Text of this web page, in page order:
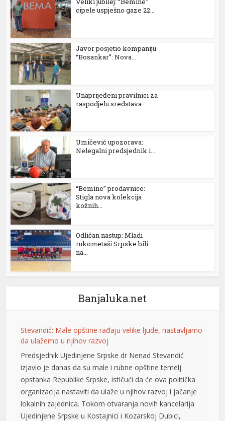
cipele uspješno gaze 22...
Javor posjetio kompaniju
“Bosankar”: Nova...
Unaprijeđeni pravilnici za
raspodjelu sredstava...
Umičević upozorava:
Nelegalni predsjednik i...
“Bemine” prodavnice:
Stigla nova kolekcija
kožnih...
Odličan nastup: Mladi
rukometaši Srpske bili
na...
Banjaluka.net
Stevandić: Male opštine rađaju velike ljude, nastavljamo
da ulažemo u njihov razvoj
Predsjednik Ujedinjene Srpske dr Nenad Stevandić
izjavio je danas da su male i rubne opštine temelj
opstanka Republike Srpske, ističući da će ova politička
organizacija nastaviti da ulaže u njihov razvoj i jačanje
lokalnih zajednica. Tokom otvaranja novih kancelarija
Ujedinjene Srpske u Kostajnici i Kozarskoj Dubici,